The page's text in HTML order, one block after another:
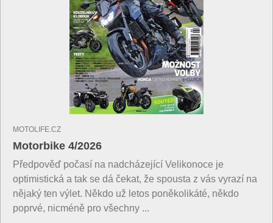
MOTOLIFE.CZ
Motorbike 4/2026
Předpověď počasí na nadcházející Velikonoce je
optimistická a tak se dá čekat, že spousta z vás vyrazí na
nějaký ten výlet. Někdo už letos poněkolikáté, někdo
poprvé, nicméně pro všechny ...